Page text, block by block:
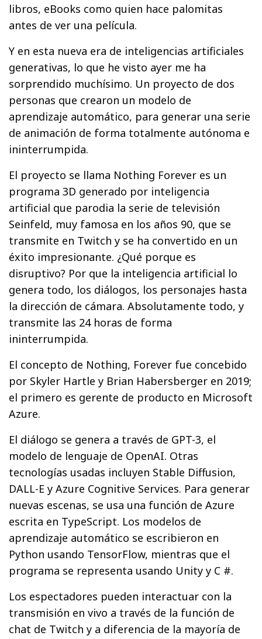
libros, eBooks como quien hace palomitas
antes de ver una película.
Y en esta nueva era de inteligencias artificiales
generativas, lo que he visto ayer me ha
sorprendido muchísimo. Un proyecto de dos
personas que crearon un modelo de
aprendizaje automático, para generar una serie
de animación de forma totalmente autónoma e
ininterrumpida.
El proyecto se llama Nothing Forever es un
programa 3D generado por inteligencia
artificial que parodia la serie de televisión
Seinfeld, muy famosa en los años 90, que se
transmite en Twitch y se ha convertido en un
éxito impresionante. ¿Qué porque es
disruptivo? Por que la inteligencia artificial lo
genera todo, los diálogos, los personajes hasta
la dirección de cámara. Absolutamente todo, y
transmite las 24 horas de forma
ininterrumpida.
El concepto de Nothing, Forever fue concebido
por Skyler Hartle y Brian Habersberger en 2019;
el primero es gerente de producto en Microsoft
Azure.
El diálogo se genera a través de GPT-3, el
modelo de lenguaje de OpenAI. Otras
tecnologías usadas incluyen Stable Diffusion,
DALL-E y Azure Cognitive Services. Para generar
nuevas escenas, se usa una función de Azure
escrita en TypeScript. Los modelos de
aprendizaje automático se escribieron en
Python usando TensorFlow, mientras que el
programa se representa usando Unity y C #.
Los espectadores pueden interactuar con la
transmisión en vivo a través de la función de
chat de Twitch y a diferencia de la mayoría de